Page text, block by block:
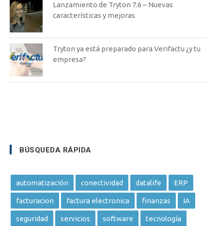
Lanzamiento de Tryton 7.6 – Nuevas
características y mejoras
Tryton ya está preparado para Verifactu ¿y tu
empresa?
BÚSQUEDA RÁPIDA
automatización conectividad datalife ERP
facturacion factura electronica finanzas IA
seguridad servicios software tecnología